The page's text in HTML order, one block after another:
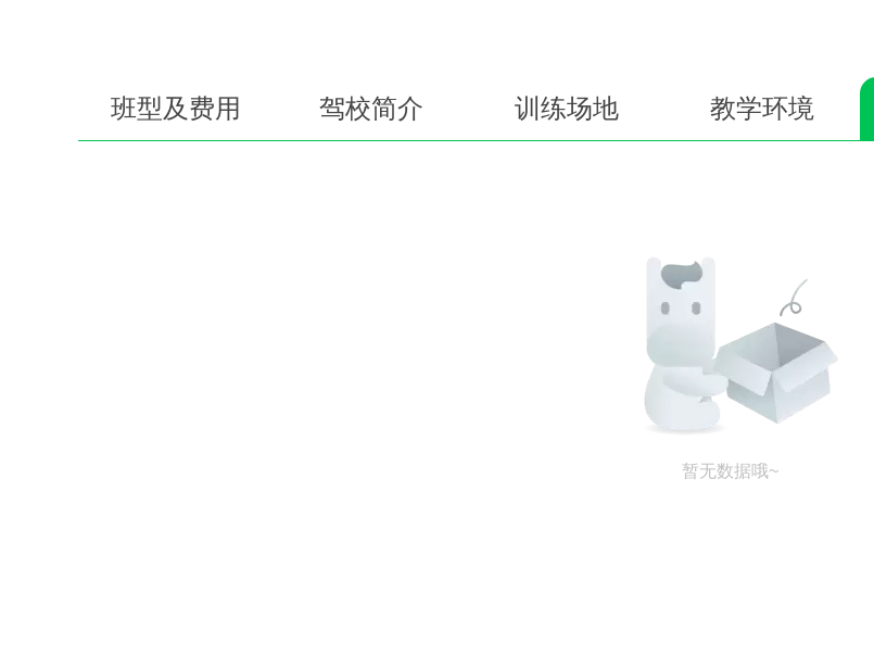
班型及费用 驾校简介 训练场地 教学环境
暂无数据哦~